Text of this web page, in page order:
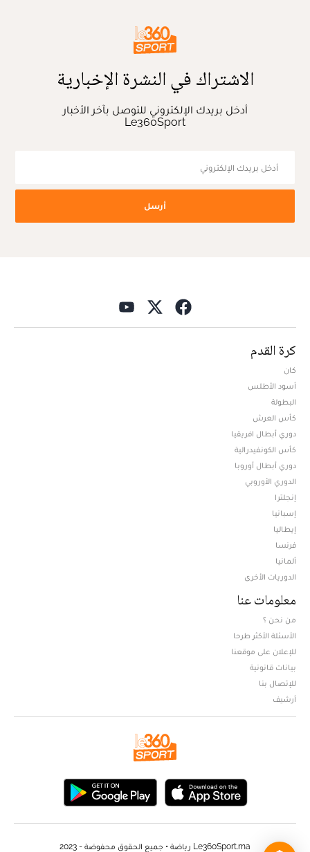
الاشتراك في النشرة الإخبارية
أدخل بريدك الإلكتروني للتوصل بآخر الأخبار
Le360Sport
أرسل
كرة القدم
كان
أسود الأطلس
البطولة
كأس العرش
دوري أبطال افريقيا
كأس الكونفيدرالية
دوري أبطال أوروبا
الدوري الأوروبي
إنجلترا
إسبانيا
إيطاليا
فرنسا
ألمانيا
الدوريات الأخرى
معلومات عنا
من نحن ؟
الأسئلة الأكثر طرحا
للإعلان على موقعنا
بيانات قانونية
للإتصال بنا
أرشيف
Le360Sport.ma رياضة • جميع الحقوق محفوضة - 2023